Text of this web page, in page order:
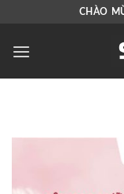
nội
CHÀO